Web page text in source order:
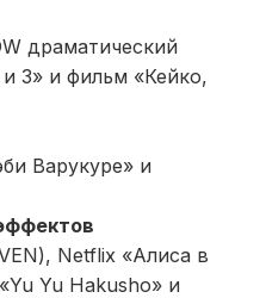
драматический
3» и фильм «Кейко,
Варукуре» и
Netflix «Алиса в
Yu Hakusho» и